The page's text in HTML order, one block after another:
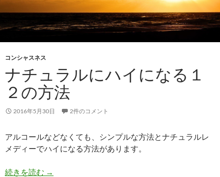
コンシャスネス
ナチュラルにハイになる１
２の方法
2016年5月30日 2件のコメント
アルコールなどなくても、シンプルな方法とナチュラルレ
メディーでハイになる方法があります。
続きを読む ナチュラルにハイになる１２の方法
→